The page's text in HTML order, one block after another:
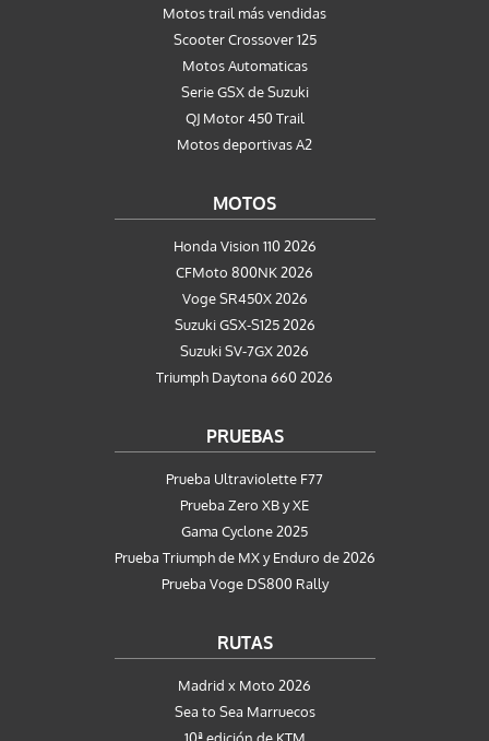
Motos trail más vendidas
Scooter Crossover 125
Motos Automaticas
Serie GSX de Suzuki
QJ Motor 450 Trail
Motos deportivas A2
MOTOS
Honda Vision 110 2026
CFMoto 800NK 2026
Voge SR450X 2026
Suzuki GSX-S125 2026
Suzuki SV-7GX 2026
Triumph Daytona 660 2026
PRUEBAS
Prueba Ultraviolette F77
Prueba Zero XB y XE
Gama Cyclone 2025
Prueba Triumph de MX y Enduro de 2026
Prueba Voge DS800 Rally
RUTAS
Madrid x Moto 2026
Sea to Sea Marruecos
10ª edición de KTM